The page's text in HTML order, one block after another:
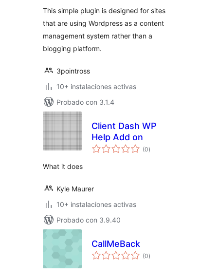
This simple plugin is designed for sites
that are using Wordpress as a content
management system rather than a
blogging platform.
3pointross
10+ instalaciones activas
Probado con 3.1.4
Client Dash WP
Help Add on
(0total
de
)
What it does
Kyle Maurer
10+ instalaciones activas
Probado con 3.9.40
CallMeBack
(0total
de
)